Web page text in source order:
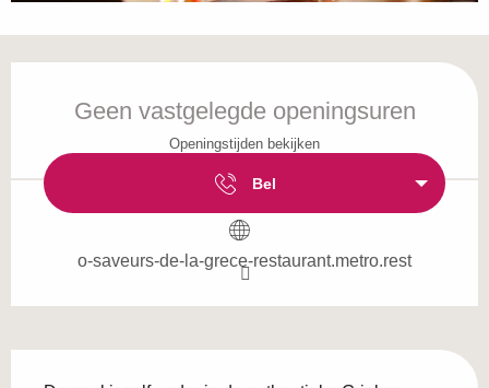
Geen vastgelegde openingsuren
Openingstijden bekijken
Bel
o-saveurs-de-la-grece-restaurant.metro.rest